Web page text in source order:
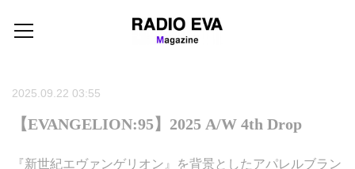
2025.09.22 03:55
【EVANGELION:95】2025 A/W 4th Drop
『新世紀エヴァンゲリオン』を背景としたアパレルブラン